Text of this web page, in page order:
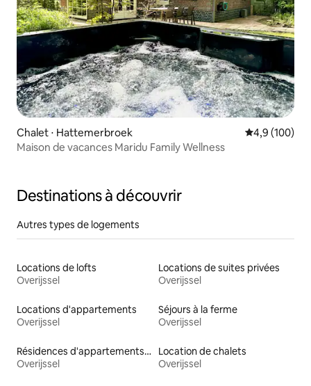
Chalet ⋅ Hattemerbroek Évaluation
4,9 (100)
Maison de vacances Maridu Family Wellness
Destinations à découvrir
Autres types de logements
Locations de lofts
Overijssel
Locations de suites privées
Overijssel
Locations d'appartements
Overijssel
Séjours à la ferme
Overijssel
Résidences d'appartements en location
Overijssel
Location de chalets
Overijssel